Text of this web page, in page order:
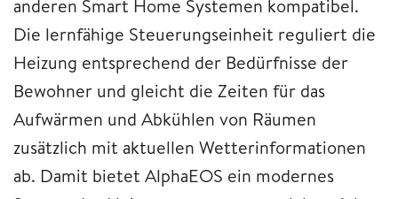
anderen Smart Home Systemen kompatibel.
Die lernfähige Steuerungseinheit reguliert die
Heizung entsprechend der Bedürfnisse der
Bewohner und gleicht die Zeiten für das
Aufwärmen und Abkühlen von Räumen
zusätzlich mit aktuellen Wetterinformationen
ab. Damit bietet AlphaEOS ein modernes